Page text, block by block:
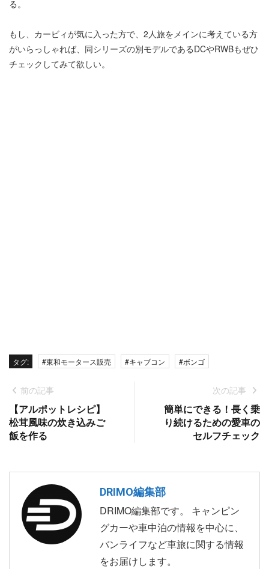
る。
もし、カービィが気に入った方で、2人旅をメインに考えている方
がいらっしゃれば、同シリーズの別モデルであるDCやRWBもぜひ
チェックしてみて欲しい。
タグ: #東和モータース販売 #キャブコン #ボンゴ
前の記事
【アルポットレシピ】
松茸風味の炊き込みご
飯を作る
次の記事
簡単にできる！長く乗
り続けるための愛車の
セルフチェック
DRIMO編集部
DRIMO編集部です。 キャンピン
グカーや車中泊の情報を中心に、
バンライフなど車旅に関する情報
をお届けします。